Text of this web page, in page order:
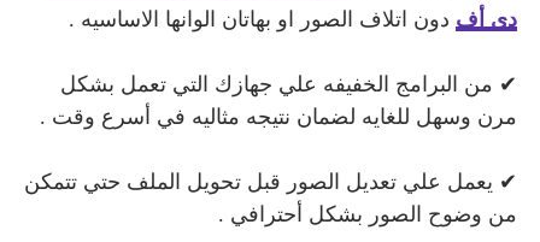
دي أف دون اتلاف الصور او بهاتان الوانها الاساسيه .
✔ من البرامج الخفيفه علي جهازك التي تعمل بشكل
مرن وسهل للغايه لضمان نتيجه مثاليه في أسرع وقت .
✔ يعمل علي تعديل الصور قبل تحويل الملف حتي تتمكن
من وضوح الصور بشكل أحترافي .